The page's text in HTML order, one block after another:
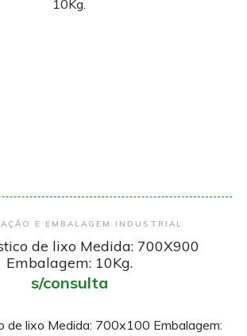
Encomendar
E EMBALAGEM INDUSTRIAL
de lixo Medida: 700X900
Embalagem: 10Kg.
s/consulta